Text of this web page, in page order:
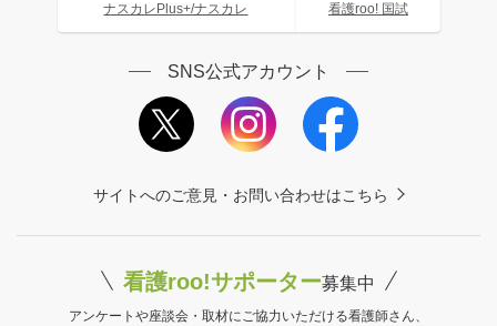
ナスカレPlus+/ナスカレ 看護roo! 国試
SNS公式アカウント
サイトへのご意見・お問い合わせはこちら
看護roo!サポーター募集中
アンケートや座談会・取材にご協力いただける看護師さん、